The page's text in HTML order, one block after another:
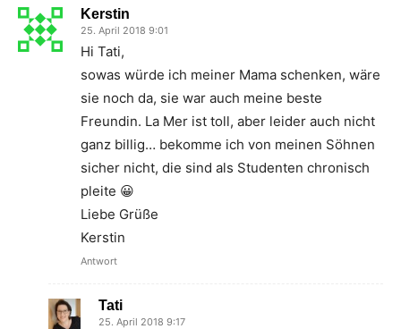
Kerstin
25. April 2018 9:01
Hi Tati,
sowas würde ich meiner Mama schenken, wäre
sie noch da, sie war auch meine beste
Freundin. La Mer ist toll, aber leider auch nicht
ganz billig… bekomme ich von meinen Söhnen
sicher nicht, die sind als Studenten chronisch
pleite 😀
Liebe Grüße
Kerstin
Antwort
Tati
25. April 2018 9:17